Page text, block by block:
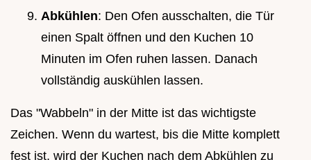
Abkühlen: Den Ofen ausschalten, die Tür
einen Spalt öffnen und den Kuchen 10
Minuten im Ofen ruhen lassen. Danach
vollständig auskühlen lassen.
Das "Wabbeln" in der Mitte ist das wichtigste
Zeichen. Wenn du wartest, bis die Mitte komplett
fest ist, wird der Kuchen nach dem Abkühlen zu